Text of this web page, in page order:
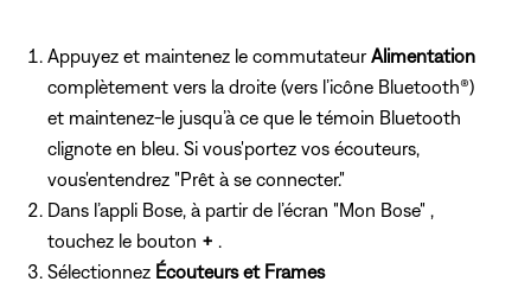
Appuyez et maintenez le commutateurAlimentation
complètement vers la droite (vers l’icône Bluetooth®)
et maintenez-le jusqu’à ce que le témoin Bluetooth
clignote en bleu. Si vous'portez vos écouteurs,
vous'entendrez "Prêt à se connecter."
Dans l’appli Bose, à partir de l’écran "Mon Bose" ,
touchez le bouton +
Sélectionnez Écouteurs et Frames